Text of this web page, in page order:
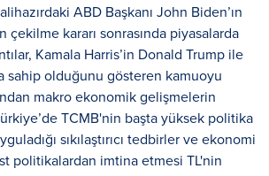
ABD Başkanı John Biden’ın
çekilme kararı sonrasında piyasalarda
Kamala Harris’in Donald Trump ile
sahip olduğunu gösteren kamuoyu
makro ekonomik gelişmelerin
TCMB'nin başta yüksek politika
sıkılaştırıcı tedbirler ve ekonomi
politikalardan imtina etmesi TL'nin